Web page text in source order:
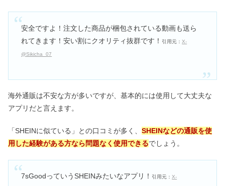
ステッパー効果ない？デメリット&消
費カロリーや効果が出るまで
安全ですよ！注文した商品が梱包されている動画も送ら
れてきます！安い割にクオリティ抜群です！
引用元：X-
@Sikicha_07
海外通販は不安な方が多いですが、基本的には使用して大丈夫な
アプリだと言えます。
「SHEINに似ている」との口コミが多く、 SHEINなどの通販を使
用した経験がある方なら問題なく使用できるでしょう。
7sGoodっていうSHEINみたいなアプリ！ 引用元：X-